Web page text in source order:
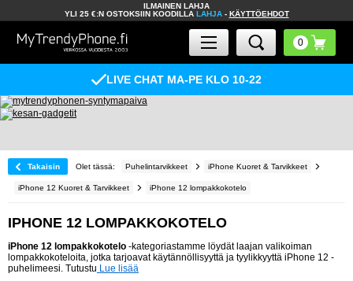
ILMAINEN LAHJA
YLI 25 €:N OSTOKSIIN KOODILLA LAHJA- KÄYTTÖEHDOT
LIVE CHAT MA-PE KLO 10-22
Takaisin Olet tässä: Puhelintarvikkeet iPhone Kuoret & Tarvikkeet
iPhone 12 Kuoret & Tarvikkeet iPhone 12 lompakkokotelo
IPHONE 12 LOMPAKKOKOTELO
iPhone 12 lompakkokotelo -kategoriastamme löydät laajan valikoiman
lompakkokoteloita, jotka tarjoavat käytännöllisyyttä ja tyylikkyyttä iPhone 12 -
puhelimeesi. Tutustu Lue lisää